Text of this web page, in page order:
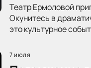
Театр Ермоловой
Окунитесь в
это культурное
7 июля